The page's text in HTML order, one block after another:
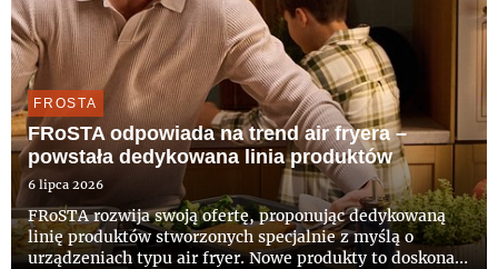
FROSTA
FRoSTA odpowiada na trend air fryera –
powstała dedykowana linia produktów
6 lipca 2026
FRoSTA rozwija swoją ofertę, proponując dedykowaną
linię produktów stworzonych specjalnie z myślą o
urządzeniach typu air fryer. Nowe produkty to doskonały